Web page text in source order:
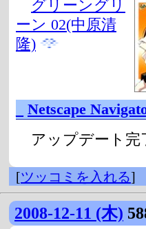
グリーングリ
ーン 02(中原清
隆)
Netscape
アップデート完
[ツッコミを入れる]
2008-12-11 (木)